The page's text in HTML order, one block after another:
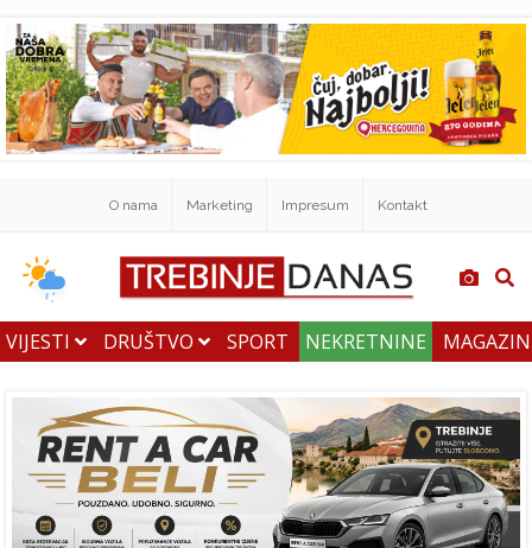
O nama Marketing Impresum Kontakt
VIJESTI DRUŠTVO SPORT NEKRETNINE